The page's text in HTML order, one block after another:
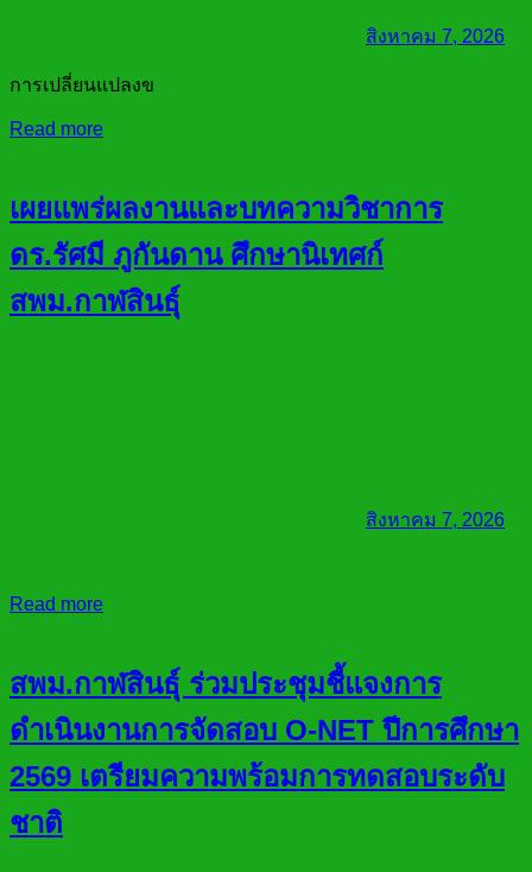
สิงหาคม 7, 2026
การเปลี่ยนแปลงข
Read more
เผยแพร่ผลงานและบทความวิชาการ
ดร.รัศมี ภูกันดาน ศึกษานิเทศก์
สพม.กาฬสินธุ์
สิงหาคม 7, 2026
Read more
สพม.กาฬสินธุ์ ร่วมประชุมชี้แจงการ
ดำเนินงานการจัดสอบ O-NET ปีการศึกษา
2569 เตรียมความพร้อมการทดสอบระดับ
ชาติ